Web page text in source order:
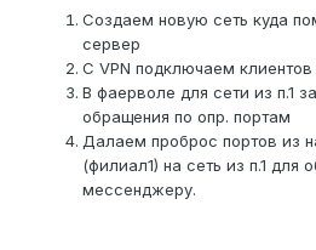
Создаем новую сеть куда
сервер
С VPN подключаем клиентов
В фаерволе для сети из п.1
обращения по опр. портам
Далаем проброс портов из
(филиал1) на сеть из п.1 для
мессенджеру.